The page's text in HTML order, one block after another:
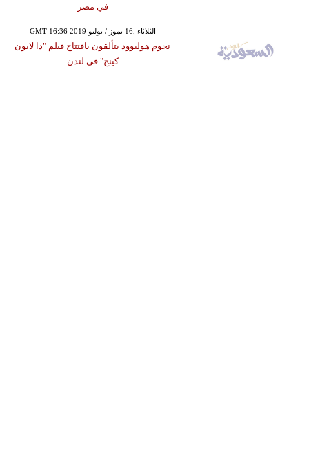
في مصر
GMT 16:36 2019 الثلاثاء ,16 تموز / يوليو
نجوم هوليوود يتألقون بافتتاح فيلم "ذا لايون
كينج" في لندن